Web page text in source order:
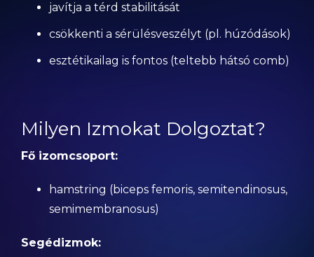
javítja a térd stabilitását
csökkenti a sérülésveszélyt (pl. húzódások)
esztétikailag is fontos (teltebb hátsó comb)
Milyen Izmokat Dolgoztat?
Fő izomcsoport:
hamstring (biceps femoris, semitendinosus,
semimembranosus)
Segédizmok: